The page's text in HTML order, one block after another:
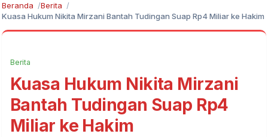
Beranda
Berita
Kuasa Hukum Nikita Mirzani Bantah Tudingan Suap Rp4 Miliar ke Hakim
Berita
Kuasa Hukum Nikita Mirzani
Bantah Tudingan Suap Rp4
Miliar ke Hakim